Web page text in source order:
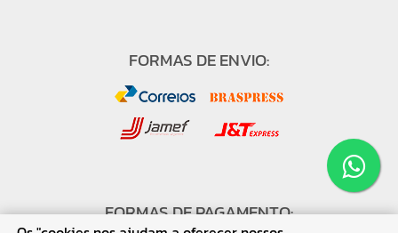
FORMAS DE ENVIO:
FORMAS DE PAGAMENTO: